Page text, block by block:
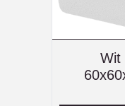
Wit